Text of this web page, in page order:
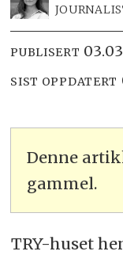
PUBLISERT
SIST OPPDATERT
Denne
gammel.
TRY-huset